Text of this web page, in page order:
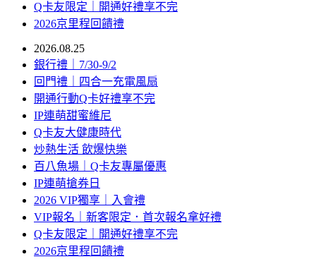
Q卡友限定｜開通好禮享不完
2026京里程回饋禮
2026.08.25
銀行禮｜7/30-9/2
回門禮｜四合一充電風扇
開通行動Q卡好禮享不完
IP連萌甜蜜維尼
Q卡友大健康時代
炒熱生活 飲爆快樂
百八魚場｜Q卡友專屬優惠
IP連萌搶券日
2026 VIP獨享｜入會禮
VIP報名｜新客限定．首次報名拿好禮
Q卡友限定｜開通好禮享不完
2026京里程回饋禮